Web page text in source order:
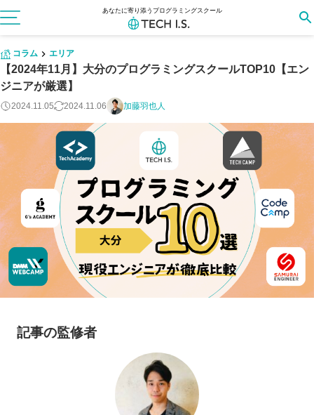
あなたに寄り添うプログラミングスクール
コラム エリア
【2024年11月】大分のプログラミングスクールTOP10【エン
ジニアが厳選】
2024.11.05 2024.11.06 加藤羽也人
記事の監修者